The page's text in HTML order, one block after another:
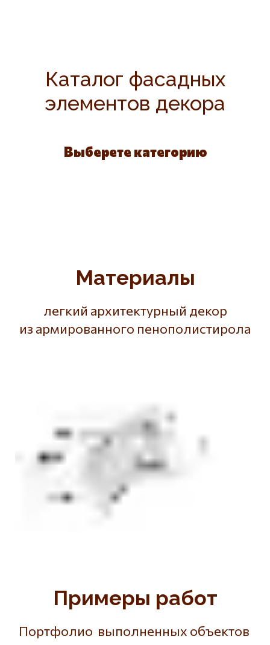
Каталог фасадных
элементов декора
Выберете категорию
Материалы
легкий архитектурный декор
из армированного пенополистирола
Примеры работ
Портфолио выполненных объектов